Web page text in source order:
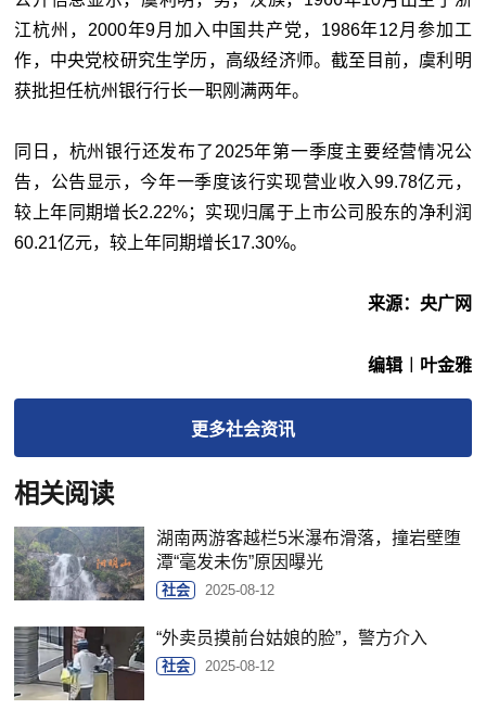
江杭州，2000年9月加入中国共产党，1986年12月参加工
作，中央党校研究生学历，高级经济师。截至目前，虞利明
获批担任杭州银行行长一职刚满两年。
同日，杭州银行还发布了2025年第一季度主要经营情况公
告，公告显示，今年一季度该行实现营业收入99.78亿元，
较上年同期增长2.22%；实现归属于上市公司股东的净利润
60.21亿元，较上年同期增长17.30%。
来源：央广网
编辑︱叶金雅
更多社会资讯
相关阅读
湖南两游客越栏5米瀑布滑落，撞岩壁堕
潭“毫发未伤”原因曝光
社会 2025-08-12
“外卖员摸前台姑娘的脸”，警方介入
社会 2025-08-12